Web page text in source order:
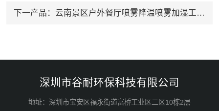
下一产品： 云南景区户外餐厅喷雾降温喷雾加湿工程产品资讯
深圳市谷耐环保科技有限公司
地址：深圳市宝安区福永街道富桥工业区二区10栋2层